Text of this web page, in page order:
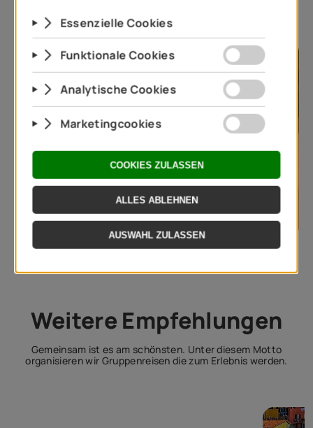
Weitere Empfehlungen
Gemeinsam ist es am schönsten. Unter diesem Motto
organisieren wir Gruppenreisen die zum Erlebnis werden.